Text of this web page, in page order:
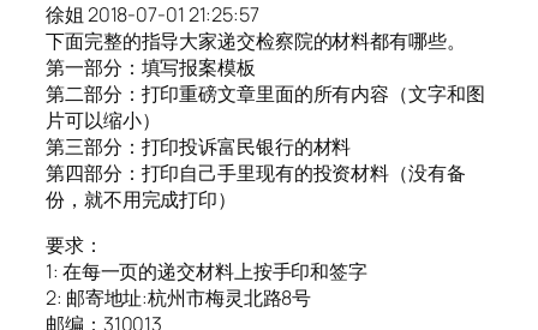
徐姐 2018-07-01 21:25:57
下面完整的指导大家递交检察院的材料都有哪些。
第一部分：填写报案模板
第二部分：打印重磅文章里面的所有内容（文字和图
片可以缩小）
第三部分：打印投诉富民银行的材料
第四部分：打印自己手里现有的投资材料（没有备
份，就不用完成打印）
要求：
1: 在每一页的递交材料上按手印和签字
2: 邮寄地址:杭州市梅灵北路8号
邮编：310013